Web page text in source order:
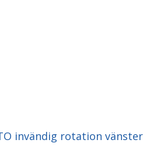
invändig rotation vänster